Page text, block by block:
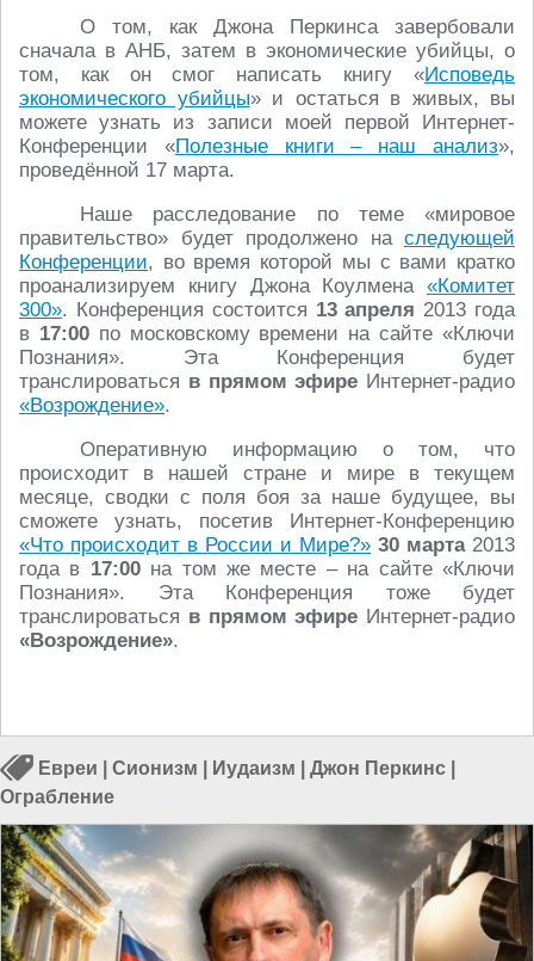
О том, как Джона Перкинса завербовали
сначала в АНБ, затем в экономические убийцы, о
том, как он смог написать книгу «Исповедь
экономического убийцы» и остаться в живых, вы
можете узнать из записи моей первой Интернет-
Конференции «Полезные книги – наш анализ»,
проведённой 17 марта.
Наше расследование по теме «мировое
правительство» будет продолжено на следующей
Конференции, во время которой мы с вами кратко
проанализируем книгу Джона Коулмена «Комитет
300». Конференция состоится 13 апреля 2013 года
в 17:00по московскому времени на сайте «Ключи
Познания». Эта Конференция будет
транслироваться в прямом эфире Интернет-радио
«Возрождение».
Оперативную информацию о том, что
происходит в нашей стране и мире в текущем
месяце, сводки с поля боя за наше будущее, вы
сможете узнать, посетив Интернет-Конференцию
«Что происходит в России и Мире?» 30 марта2013
года в 17:00на том же месте – на сайте «Ключи
Познания». Эта Конференция тоже будет
транслироваться в прямом эфире Интернет-радио
«Возрождение».
Евреи Сионизм Иудаизм Джон Перкинс
Ограбление